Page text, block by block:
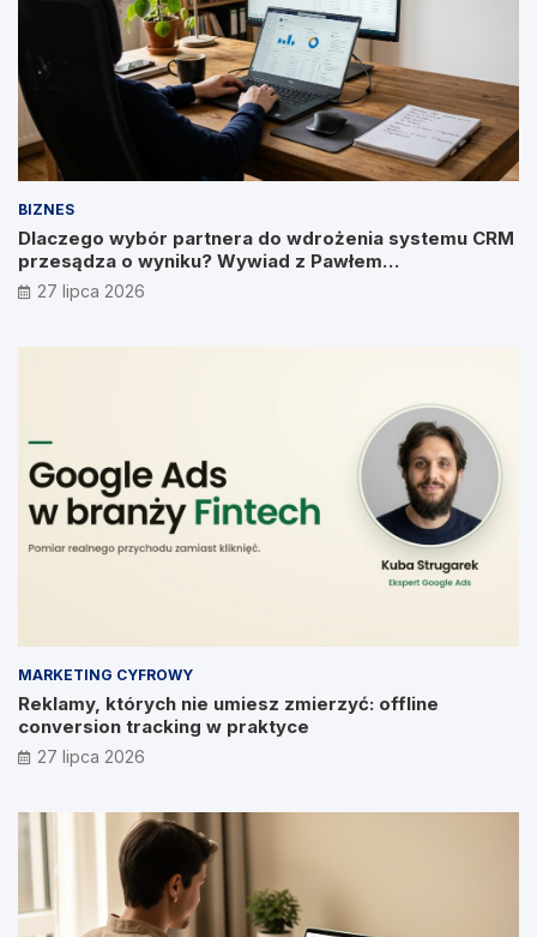
BIZNES
Dlaczego wybór partnera do wdrożenia systemu CRM
przesądza o wyniku? Wywiad z Pawłem
Prymakowskim, CEO IT Vision
27 lipca 2026
MARKETING CYFROWY
Reklamy, których nie umiesz zmierzyć: offline
conversion tracking w praktyce
27 lipca 2026